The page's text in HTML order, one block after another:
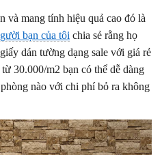
và mang tính hiệu quả cao đó là
bạn của tôi chia sẻ rằng họ
dán tường dạng sale với giá rẻ
30.000/m2 bạn có thể dễ dàng
nào với chi phí bỏ ra không